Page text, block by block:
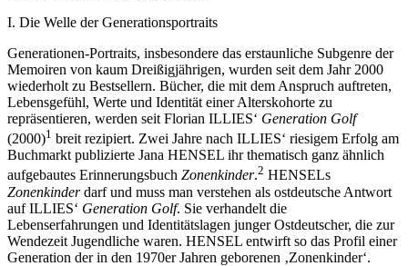
I. Die Welle der Generationsportraits
Generationen-Portraits, insbesondere das erstaunliche Subgenre der
Memoiren von kaum Dreißigjährigen, wurden seit dem Jahr 2000
wiederholt zu Bestsellern. Bücher, die mit dem Anspruch auftreten,
Lebensgefühl, Werte und Identität einer Alterskohorte zu
repräsentieren, werden seit Florian ILLIES‘ Generation Golf
(2000)1 breit rezipiert. Zwei Jahre nach ILLIES‘ riesigem Erfolg am
Buchmarkt publizierte Jana HENSEL ihr thematisch ganz ähnlich
aufgebautes Erinnerungsbuch Zonenkinder.2 HENSELs
Zonenkinderdarf und muss man verstehen als ostdeutsche Antwort
auf ILLIES‘ Generation Golf. Sie verhandelt die
Lebenserfahrungen und Identitätslagen junger Ostdeutscher, die zur
Wendezeit Jugendliche waren. HENSEL entwirft so das Profil einer
Generation der in den 1970er Jahren geborenen ‚Zonenkinder‘.